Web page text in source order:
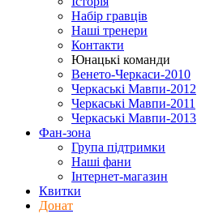
Набір гравців
Наші тренери
Контакти
Юнацькі команди
Венето-Черкаси-2010
Черкаські Мавпи-2012
Черкаські Мавпи-2011
Черкаські Мавпи-2013
Фан-зона
Група підтримки
Наші фани
Інтернет-магазин
Квитки
Донат